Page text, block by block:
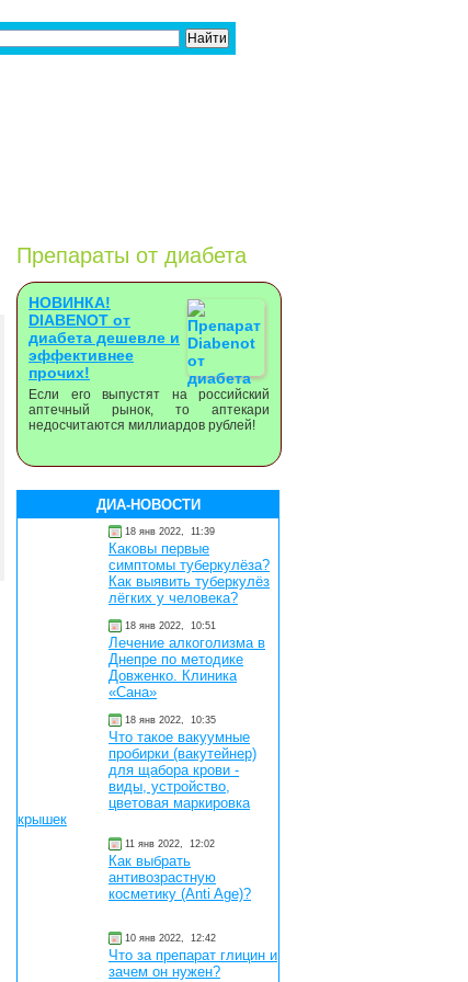
Препараты от диабета
НОВИНКА!
DIABENOT от
диабета дешевле и
эффективнее
прочих!
Если его выпустят на российский
аптечный рынок, то аптекари
недосчитаются миллиардов рублей!
ДИА-НОВОСТИ
18 янв 2022, 11:39
Каковы первые
симптомы туберкулёза?
Как выявить туберкулёз
лёгких у человека?
18 янв 2022, 10:51
Лечение алкоголизма в
Днепре по методике
Довженко. Клиника
«Сана»
18 янв 2022, 10:35
Что такое вакуумные
пробирки (вакутейнер)
для щабора крови -
виды, устройство,
цветовая маркировка
крышек
11 янв 2022, 12:02
Как выбрать
антивозрастную
косметику (Anti Age)?
10 янв 2022, 12:42
Что за препарат глицин и
зачем он нужен?